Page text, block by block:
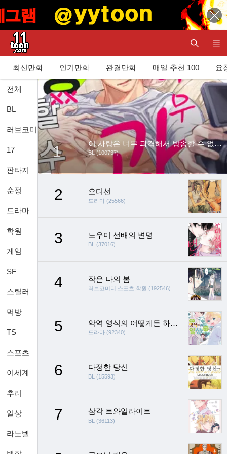
최신만화 인기만화 완결만화 매일 추천 100 요
전체
BL
러브코미디
17
판타지
순정
드라마
학원
게임
SF
스릴러
먹방
TS
스포츠
이세계
추리
일상
라노벨
1 이 사랑은 너무 과격해서 방송할 수 없어요
BL (100737)
2 오디션
드라마 (25566)
3 노우미 선배의 변명
BL (37016)
4 작은 나의 봄
러브코미디,스포츠,학원 (192546)
5 악역 영식의 어떻게든 하고 싶은 일상
드라마 (92340)
6 다정한 당신
BL (15593)
7 삼각 트와일라이트
BL (36113)